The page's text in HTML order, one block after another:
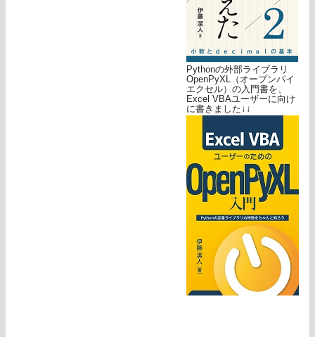
Pythonの外部ライブラリ
OpenPyXL（オープンパイ
エクセル）の入門書を、
Excel VBAユーザーに向け
に書きました↓↓